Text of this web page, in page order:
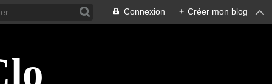
Connexion + Créer mon blog